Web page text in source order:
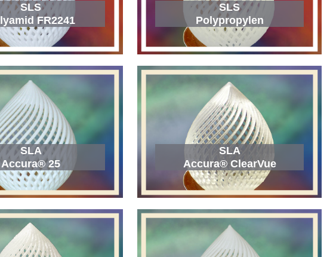
SLS
FR2241
SLS
Polypropylen
SLA
Accura® 25
SLA
Accura® ClearVue